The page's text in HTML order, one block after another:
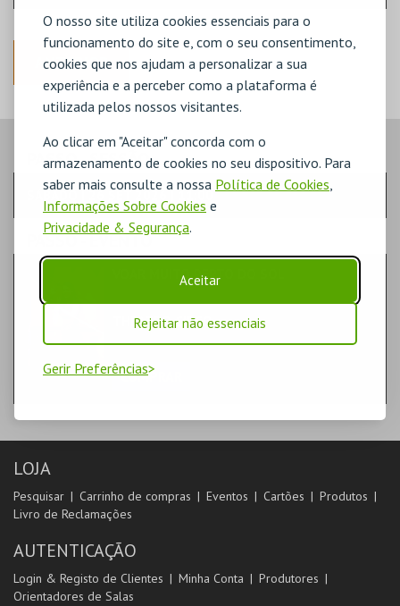
O nosso site utiliza cookies essenciais para o
funcionamento do site e, com o seu consentimento,
cookies que nos ajudam a personalizar a sua
experiência e a perceber como a plataforma é
utilizada pelos nossos visitantes.
Ao clicar em "Aceitar" concorda com o
armazenamento de cookies no seu dispositivo. Para
saber mais consulte a nossa Política de Cookies
Informações Sobre Cookies e
Privacidade & Segurança.
Aceitar
Rejeitar não essenciais
Gerir Preferências
ANTERIOR
PASSO- SESSÃO
SÁBADO | 26 SET 2026 | 11:00
PASSO- EVENTO
VOAR MUITO PERTO DO SOL
FORMAÇÃO & EDUCAÇÃO | WORKSHOP
THEATRO CIRCO
COMPRAR
LOJA
Pesquisar Carrinho de compras Eventos Cartões
Produtos
Livro de Reclamações
AUTENTICAÇÃO
Login & Registo de Clientes Minha Conta
Produtores
Orientadores de Salas